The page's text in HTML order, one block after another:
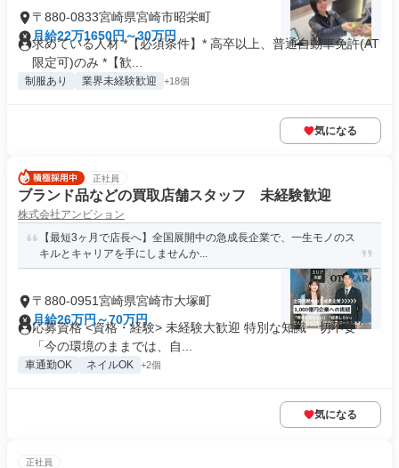
〒880-0833宮崎県宮崎市昭栄町
月給22万1650円～30万円
求めている人材 *【必須条件】* 高卒以上、普通自動車免許(AT
限定可)のみ *【歓...
制服あり 業界未経験歓迎 +18個
気になる
正社員
ブランド品などの買取店舗スタッフ 未経験歓迎
株式会社アンビション
【最短3ヶ月で店長へ】全国展開中の急成長企業で、一生モノのス
キルとキャリアを手にしませんか...
〒880-0951宮崎県宮崎市大塚町
月給26万円～70万円
応募資格 <資格・経験> 未経験大歓迎 特別な知識一切不要
「今の環境のままでは、自...
車通勤OK ネイルOK +2個
気になる
正社員